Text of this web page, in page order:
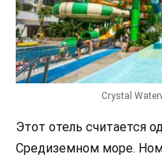
Crystal
Этот отель считается
Средиземном море.